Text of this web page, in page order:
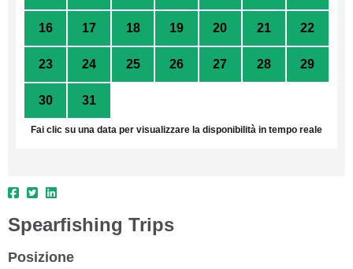
16 17 18 19 20 21 22
23 24 25 26 27 28 29
30 31
Fai clic su una data per visualizzare la disponibilità in tempo reale
Spearfishing Trips
Posizione